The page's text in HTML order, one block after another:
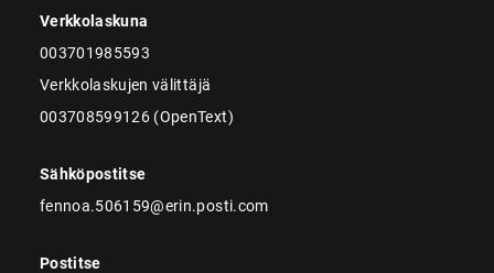
Verkkolaskuna
003701985593
Verkkolaskujen välittäjä
003708599126 (OpenText)
Sähköpostitse
fennoa.506159@erin.posti.com
Postitse